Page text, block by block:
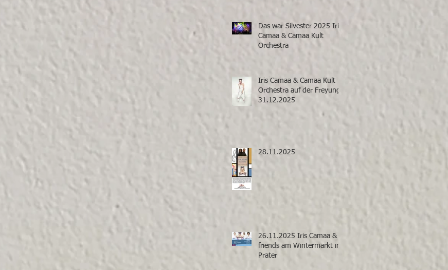
Das war Silvester 2025 Iris
Camaa & Camaa Kult
Orchestra
Iris Camaa & Camaa Kult
Orchestra auf der Freyung
31.12.2025
28.11.2025
26.11.2025 Iris Camaa &
friends am Wintermarkt im
Prater